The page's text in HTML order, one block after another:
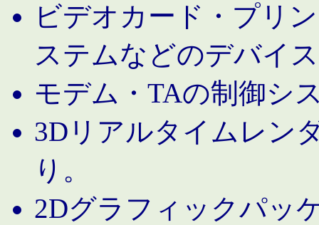
ビデオカード・プリ
ステムなどのデバイ
モデム・TAの制御シ
3Dリアルタイムレン
り。
2Dグラフィックパッ